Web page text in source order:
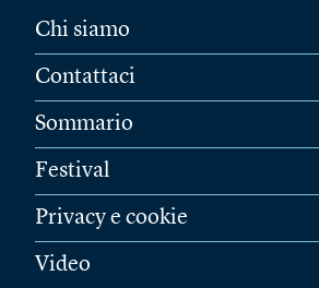
Chi siamo
Contattaci
Sommario
Festival
Privacy e cookie
Video